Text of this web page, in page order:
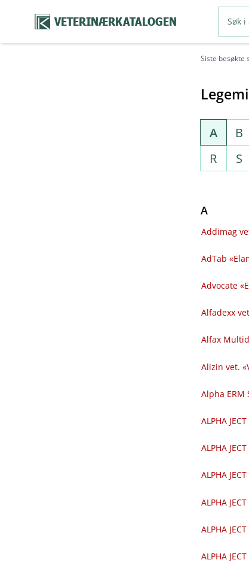
VETERINÆRKATALOGEN
Siste besøkte
A B
R
S
A
Addimag
AdTab
Advocate
Alfadexx
Alfax
Alizin vet.
Alpha ERM
ALPHA
ALPHA
ALPHA
ALPHA
ALPHA
ALPHA